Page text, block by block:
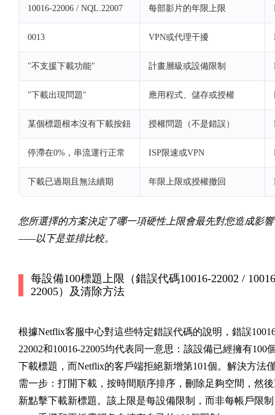
10016-22006 / NQL.22007 每部影片的年限上限
0013 VPN或代理干擾
"不支援下載功能" 計畫層級或設備限制
"下載出現問題" 應用程式、儲存或授權
某個標題根本沒有下載按鈕 授權問題（不是錯誤）
停滯在0%，串流運行正常 ISP限速或VPN
下載已過期且無法續期 年限上限或授權撤回
您所選擇的方案決定了哪一項硬性上限會最先對您造成影響
——以下是並排比較。
每設備100標題上限（錯誤代碼10016-22002 /
22005）及清除方法
根據Netflix客服中心對這些特定錯誤代碼的說明，錯誤
22002和10016-22005均代表同一意思：該設備已經擁有100
下載標題，而Netflix的客戶端拒絕新增第101個。解決方法
需一步：打開下載，按時間順序排序，刪除足夠空間，然
新點擊下載新標題。該上限是每設備限制，而非每帳戶限制